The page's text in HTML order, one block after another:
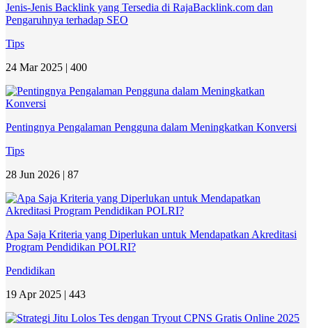
Jenis-Jenis Backlink yang Tersedia di RajaBacklink.com dan
Pengaruhnya terhadap SEO
Tips
24 Mar 2025 | 400
Pentingnya Pengalaman Pengguna dalam Meningkatkan Konversi
Tips
28 Jun 2026 | 87
Apa Saja Kriteria yang Diperlukan untuk Mendapatkan Akreditasi
Program Pendidikan POLRI?
Pendidikan
19 Apr 2025 | 443